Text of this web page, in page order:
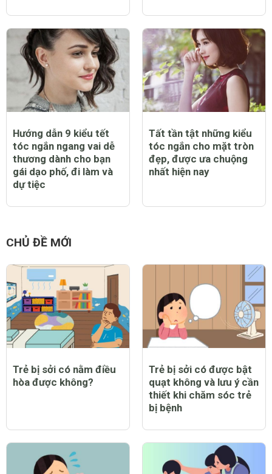
Hướng dẫn 9 kiểu tết
tóc ngắn ngang vai dễ
thương dành cho bạn
gái dạo phố, đi làm và
dự tiệc
Tất tần tật những kiểu
tóc ngắn cho mặt tròn
đẹp, được ưa chuộng
nhất hiện nay
CHỦ ĐỀ MỚI
Trẻ bị sởi có nằm điều
hòa được không?
Trẻ bị sởi có được bật
quạt không và lưu ý cần
thiết khi chăm sóc trẻ
bị bệnh